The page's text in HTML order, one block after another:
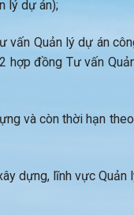
lý dự án);
vấn Quản lý dự án
hợp đồng Tư vấn
và còn thời hạn
dựng, lĩnh vực